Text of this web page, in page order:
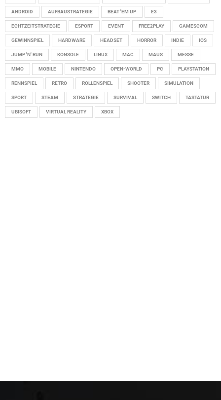
ANDROID AUFBAUSTRATEGIE BEAT 'EM UP E3
ECHTZEITSTRATEGIE ESPORT EVENT FREE2PLAY GAMESCOM
GEWINNSPIEL HARDWARE HEADSET HORROR INDIE IOS
JUMP 'N' RUN KONSOLE LINUX MAC MAUS MESSE
MMO MOBILE NINTENDO OPEN-WORLD PC PLAYSTATION
RENNSPIEL RETRO ROLLENSPIEL SHOOTER SIMULATION
SPORT STEAM STRATEGIE SURVIVAL SWITCH TASTATUR
UBISOFT VIRTUAL REALITY XBOX